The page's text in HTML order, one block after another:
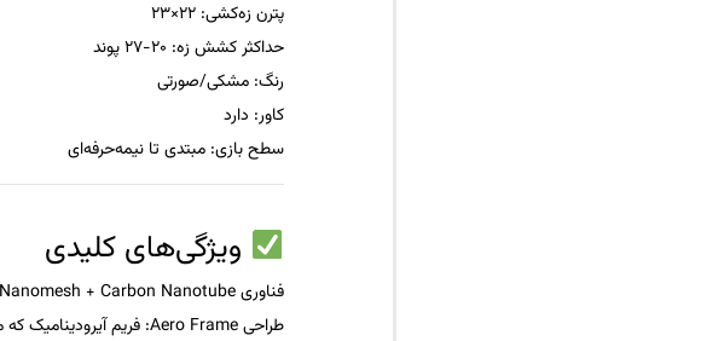
پترن زه‌کشی: 22×23
حداکثر کشش زه: 20-27 پوند
رنگ: مشکی/صورتی
کاور: دارد
سطح بازی: مبتدی تا نیمه‌حرفه‌ای
ویژگی‌های کلیدی
فناوری Nanomesh + Carbon Nanotube
طراحی Aero Frame
: فریم آیرودینامیک